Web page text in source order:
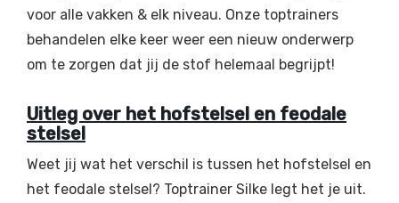
voor alle vakken & elk niveau. Onze toptrainers
behandelen elke keer weer een nieuw onderwerp
om te zorgen dat jij de stof helemaal begrijpt!
Uitleg over het hofstelsel en feodale
stelsel
Weet jij wat het verschil is tussen het hofstelsel en
het feodale stelsel? Toptrainer Silke legt het je uit.